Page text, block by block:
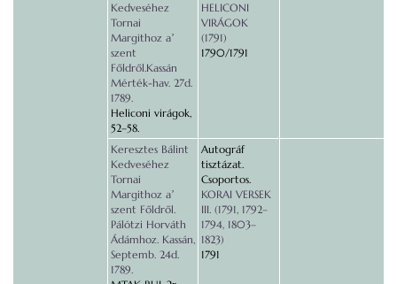
Kedveséhez
Tornai
Margithoz aʼ
szent
Főldről.Kassán
Mérték-hav. 27d.
1789.
Heliconi virágok,
52–58.
HELICONI
VIRÁGOK
(1791)
1790/1791
Keresztes Bálint
Kedveséhez
Tornai
Margithoz aʼ
szent Főldről.
Pálótzi Horváth
Ádámhoz. Kassán,
Septemb. 24d.
1789.
Autográf
tisztázat.
Csoportos.
KORAI VERSEK
III. (1791, 1792–
1794, 1803–
1823)
1791